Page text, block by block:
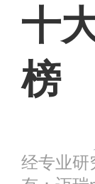
十
榜
经专业研